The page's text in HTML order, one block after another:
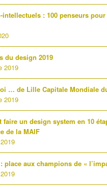
intellectuels : 100 penseurs
du design 2019
2019
… de Lille Capitale Mondiale
2019
faire un design system en 10
de la MAIF
place aux champions de «